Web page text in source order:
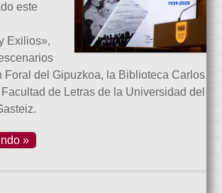
este
Exilios»,
Foral del Gipuzkoa, la Biblioteca Carlos
de Letras de la Universidad del
»